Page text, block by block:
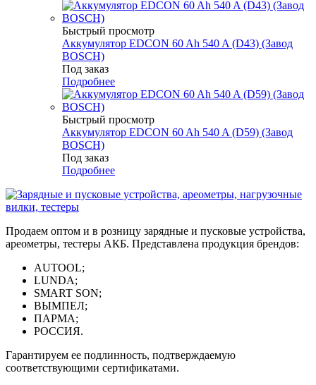
Быстрый просмотр
Аккумулятор EDCON 60 Ah 540 A (D43) (Завод
BOSCH)
Под заказ
Подробнее
Быстрый просмотр
Аккумулятор EDCON 60 Ah 540 A (D59) (Завод
BOSCH)
Под заказ
Подробнее
Продаем оптом и в розницу зарядные и пусковые устройства,
ареометры, тестеры АКБ. Представлена продукция брендов:
AUTOOL;
LUNDA;
SMART SON;
ВЫМПЕЛ;
ПАРМА;
РОССИЯ.
Гарантируем ее подлинность, подтверждаемую
соответствующими сертификатами.